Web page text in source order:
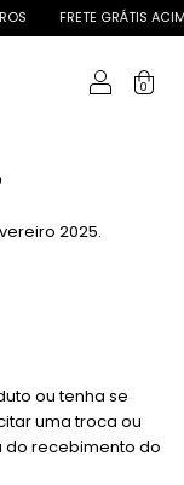
FRETE GRÁTIS
0
2025.
ou tenha se
uma troca ou
do recebimento do